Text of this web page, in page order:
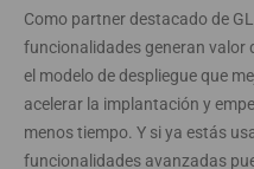
Como partner destacado de
funcionalidades generan valor
el modelo de despliegue que
acelerar la implantación y
menos tiempo. Y si ya estás
funcionalidades avanzadas